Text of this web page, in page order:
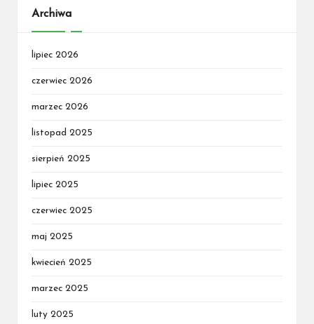
Archiwa
lipiec 2026
czerwiec 2026
marzec 2026
listopad 2025
sierpień 2025
lipiec 2025
czerwiec 2025
maj 2025
kwiecień 2025
marzec 2025
luty 2025